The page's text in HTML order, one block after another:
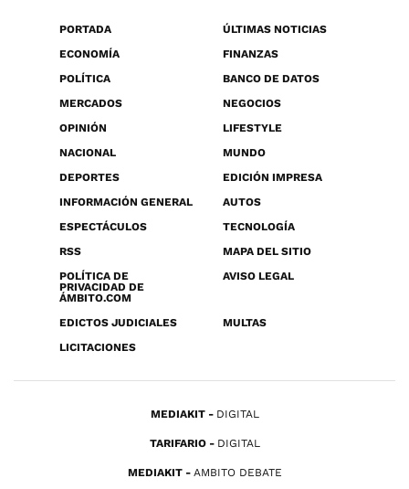
PORTADA
ÚLTIMAS NOTICIAS
ECONOMÍA
FINANZAS
POLÍTICA
BANCO DE DATOS
MERCADOS
NEGOCIOS
OPINIÓN
LIFESTYLE
NACIONAL
MUNDO
DEPORTES
EDICIÓN IMPRESA
INFORMACIÓN GENERAL
AUTOS
ESPECTÁCULOS
TECNOLOGÍA
RSS
MAPA DEL SITIO
POLÍTICA DE
PRIVACIDAD DE
ÁMBITO.COM
AVISO LEGAL
EDICTOS JUDICIALES
MULTAS
LICITACIONES
MEDIAKIT DIGITAL
TARIFARIO DIGITAL
MEDIAKIT AMBITO DEBATE